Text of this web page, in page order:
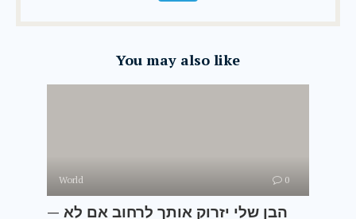
You may also like
World 0
— הבן שלי יזרוק אותך לרחוב אם לא